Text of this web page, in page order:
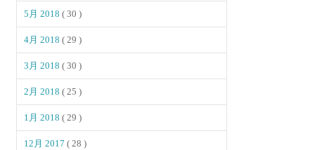
5月 2018( 30 )
4月 2018( 29 )
3月 2018( 30 )
2月 2018( 25 )
1月 2018( 29 )
12月 2017( 28 )